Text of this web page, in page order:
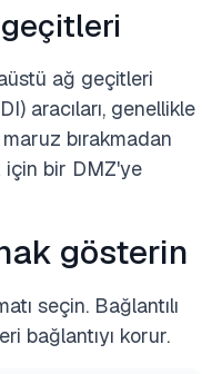
ağ geçitleri
aracıları, genellikle
bırakmadan
için bir DMZ'ye
gösterin
seçin. Bağlantılı
bağlantıyı korur.